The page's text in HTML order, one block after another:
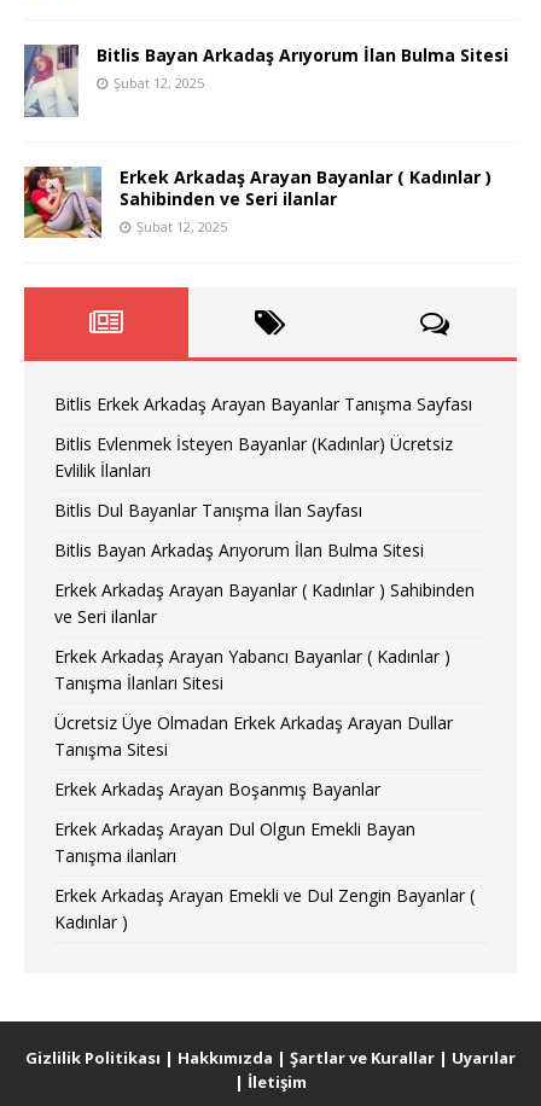
Bitlis Bayan Arkadaş Arıyorum İlan Bulma Sitesi
Şubat 12, 2025
Erkek Arkadaş Arayan Bayanlar ( Kadınlar )
Sahibinden ve Seri ilanlar
Şubat 12, 2025
Bitlis Erkek Arkadaş Arayan Bayanlar Tanışma Sayfası
Bitlis Evlenmek İsteyen Bayanlar (Kadınlar) Ücretsiz
Evlilik İlanları
Bitlis Dul Bayanlar Tanışma İlan Sayfası
Bitlis Bayan Arkadaş Arıyorum İlan Bulma Sitesi
Erkek Arkadaş Arayan Bayanlar ( Kadınlar ) Sahibinden
ve Seri ilanlar
Erkek Arkadaş Arayan Yabancı Bayanlar ( Kadınlar )
Tanışma İlanları Sitesi
Ücretsiz Üye Olmadan Erkek Arkadaş Arayan Dullar
Tanışma Sitesi
Erkek Arkadaş Arayan Boşanmış Bayanlar
Erkek Arkadaş Arayan Dul Olgun Emekli Bayan
Tanışma ilanları
Erkek Arkadaş Arayan Emekli ve Dul Zengin Bayanlar (
Kadınlar )
Gizlilik Politikası | Hakkımızda | Şartlar ve Kurallar | Uyarılar
| İletişim